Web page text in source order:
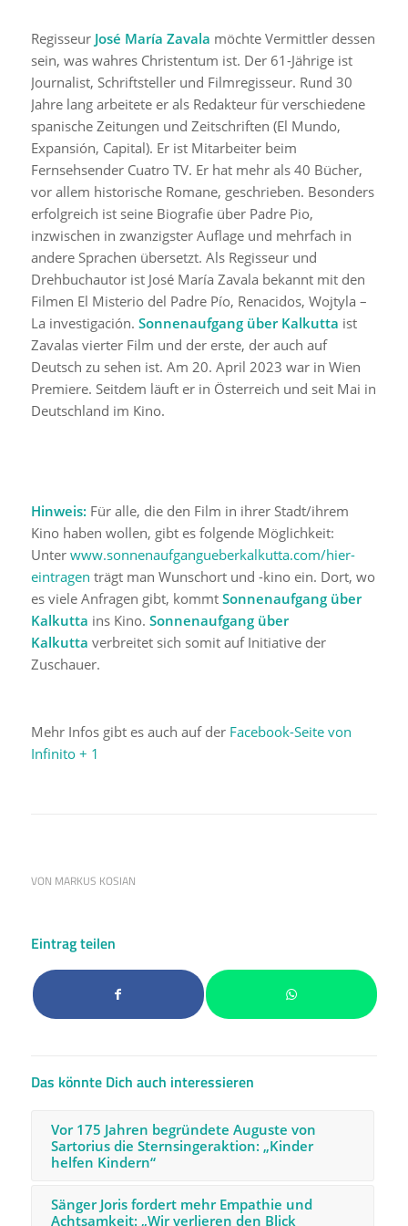
Regisseur José María Zavala möchte Vermittler dessen
sein, was wahres Christentum ist. Der 61-Jährige ist
Journalist, Schriftsteller und Filmregisseur. Rund 30
Jahre lang arbeitete er als Redakteur für verschiedene
spanische Zeitungen und Zeitschriften (El Mundo,
Expansión, Capital). Er ist Mitarbeiter beim
Fernsehsender Cuatro TV. Er hat mehr als 40 Bücher,
vor allem historische Romane, geschrieben. Besonders
erfolgreich ist seine Biografie über Padre Pio,
inzwischen in zwanzigster Auflage und mehrfach in
andere Sprachen übersetzt. Als Regisseur und
Drehbuchautor ist José María Zavala bekannt mit den
Filmen El Misterio del Padre Pío, Renacidos, Wojtyla –
La investigación. Sonnenaufgang über Kalkutta ist
Zavalas vierter Film und der erste, der auch auf
Deutsch zu sehen ist. Am 20. April 2023 war in Wien
Premiere. Seitdem läuft er in Österreich und seit Mai in
Deutschland im Kino.
Hinweis: Für alle, die den Film in ihrer Stadt/ihrem
Kino haben wollen, gibt es folgende Möglichkeit:
Unter www.sonnenaufgangueberkalkutta.com/hier-
eintragen trägt man Wunschort und -kino ein. Dort, wo
es viele Anfragen gibt, kommt Sonnenaufgang über
Kalkutta ins Kino. Sonnenaufgang über
Kalkutta verbreitet sich somit auf Initiative der
Zuschauer.
Mehr Infos gibt es auch auf der Facebook-Seite von
Infinito + 1
VON MARKUS KOSIAN
Eintrag teilen
Das könnte Dich auch interessieren
Vor 175 Jahren begründete Auguste von
Sartorius die Sternsingeraktion: „Kinder
helfen Kindern“
Sänger Joris fordert mehr Empathie und
Achtsamkeit: „Wir verlieren den Blick